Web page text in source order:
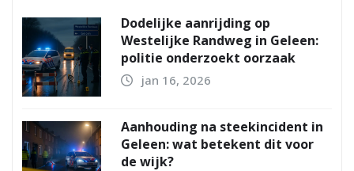
Dodelijke aanrijding op
Westelijke Randweg in Geleen:
politie onderzoekt oorzaak
jan 16, 2026
Aanhouding na steekincident in
Geleen: wat betekent dit voor
de wijk?